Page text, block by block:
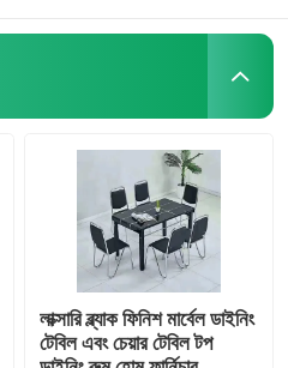
লাক্সারি ব্ল্যাক ফিনিশ মার্বেল ডাইনিং
টেবিল এবং চেয়ার টেবিল টপ